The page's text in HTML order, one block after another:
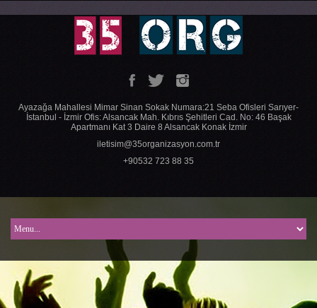
Ayazağa Mahallesi Mimar Sinan Sokak Numara:21 Seba Ofisleri Sarıyer-
İstanbul - İzmir Ofis: Alsancak Mah. Kıbrıs Şehitleri Cad. No: 46 Başak
Apartmanı Kat 3 Daire 8 Alsancak Konak İzmir
iletisim@35organizasyon.com.tr
+90532 723 88 35